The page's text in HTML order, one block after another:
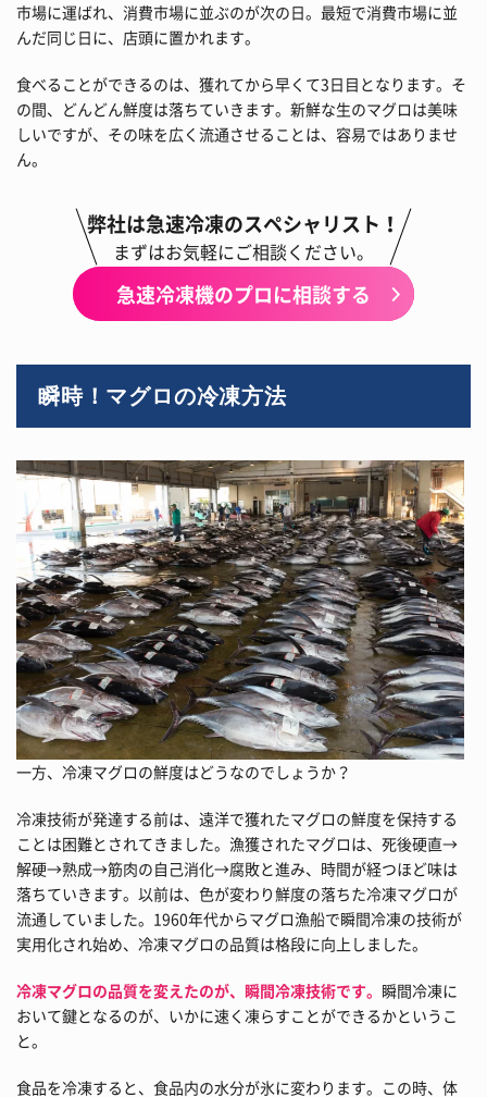
市場に運ばれ、消費市場に並ぶのが次の日。最短で消費市場に並
んだ同じ日に、店頭に置かれます。
食べることができるのは、獲れてから早くて3日目となります。そ
の間、どんどん鮮度は落ちていきます。新鮮な生のマグロは美味
しいですが、その味を広く流通させることは、容易ではありませ
ん。
弊社は急速冷凍のスペシャリスト！
まずはお気軽にご相談ください。
急速冷凍機のプロに相談する
瞬時！マグロの冷凍方法
一方、冷凍マグロの鮮度はどうなのでしょうか？
冷凍技術が発達する前は、遠洋で獲れたマグロの鮮度を保持する
ことは困難とされてきました。漁獲されたマグロは、死後硬直→
解硬→熟成→筋肉の自己消化→腐敗と進み、時間が経つほど味は
落ちていきます。以前は、色が変わり鮮度の落ちた冷凍マグロが
流通していました。1960年代からマグロ漁船で瞬間冷凍の技術が
実用化され始め、冷凍マグロの品質は格段に向上しました。
冷凍マグロの品質を変えたのが、瞬間冷凍技術です。 瞬間冷凍に
おいて鍵となるのが、いかに速く凍らすことができるかというこ
と。
食品を冷凍すると、食品内の水分が氷に変わります。この時、体